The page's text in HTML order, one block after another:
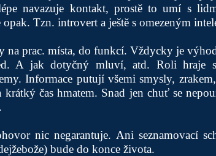
navazuje kontakt, prostě to umí s
Tzn. introvert a ještě s omezeným
na prac. místa, do funkcí. Vždycky je
A jak dotyčný mluví, atd. Roli hraje
Informace putují všemi smysly,
krátký čas hmatem. Snad jen chuť se
nic negarantuje. Ani seznamovací
bude do konce života.